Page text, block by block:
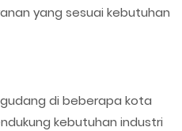
yang sesuai kebutuhan
di beberapa kota
kebutuhan industri